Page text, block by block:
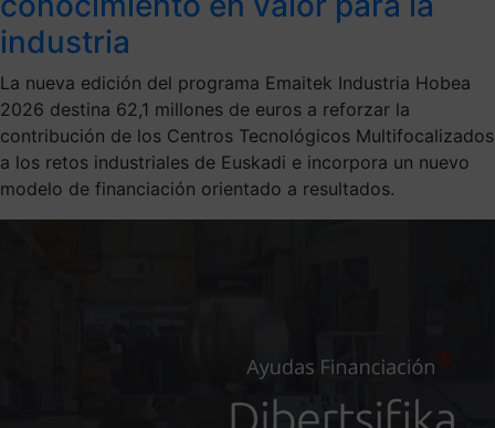
industria
La nueva edición del programa Emaitek Industria Hobea
2026 destina 62,1 millones de euros a reforzar la
contribución de los Centros Tecnológicos Multifocalizados
a los retos industriales de Euskadi e incorpora un nuevo
modelo de financiación orientado a resultados.